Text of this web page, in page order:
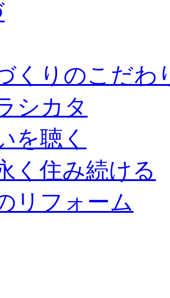
くりのこだわ
シカタ
を聴く
く住み続ける
リフォーム